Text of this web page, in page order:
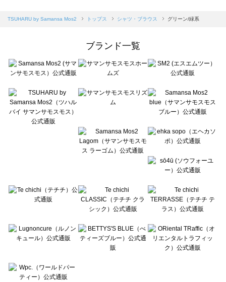
Samansa Mos2 blue（サマンサモスモス ブルー）のシャツ・ブラウス一覧
sō4ū（ソウフォーユー）のシャツ・ブラウス一覧
Te chichi（テチチ）のシャツ・ブラウス一覧
Te chichi CLASSIC（テチチ クラシック）のシャツ・ブラウス一覧
Lugnoncure（ルノンキュール）のシャツ・ブラウス一覧
BETTY'S BLUE（べティーズブルー）のシャツ・ブラウス一覧
Wpc.（ワールドパーティー）のシャツ・ブラウス一覧
TSUHARU by Samansa Mos2 トップス シャツ・ブラウス グリーン/緑系
ブランド一覧